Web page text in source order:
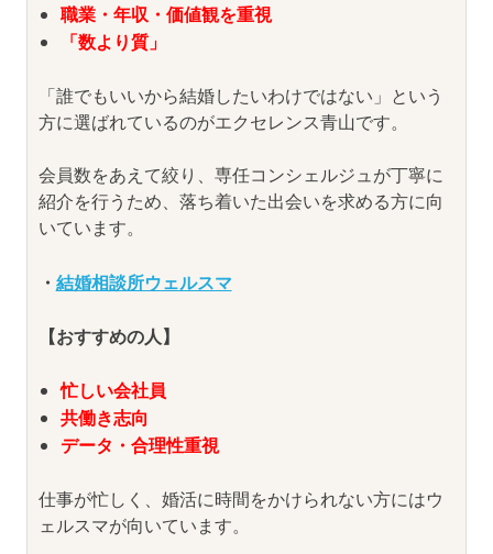
職業・年収・価値観を重視
「数より質」
「誰でもいいから結婚したいわけではない」という
方に選ばれているのがエクセレンス青山です。
会員数をあえて絞り、専任コンシェルジュが丁寧に
紹介を行うため、落ち着いた出会いを求める方に向
いています。
・ 結婚相談所ウェルスマ
【おすすめの人】
忙しい会社員
共働き志向
データ・合理性重視
仕事が忙しく、婚活に時間をかけられない方にはウ
ェルスマが向いています。